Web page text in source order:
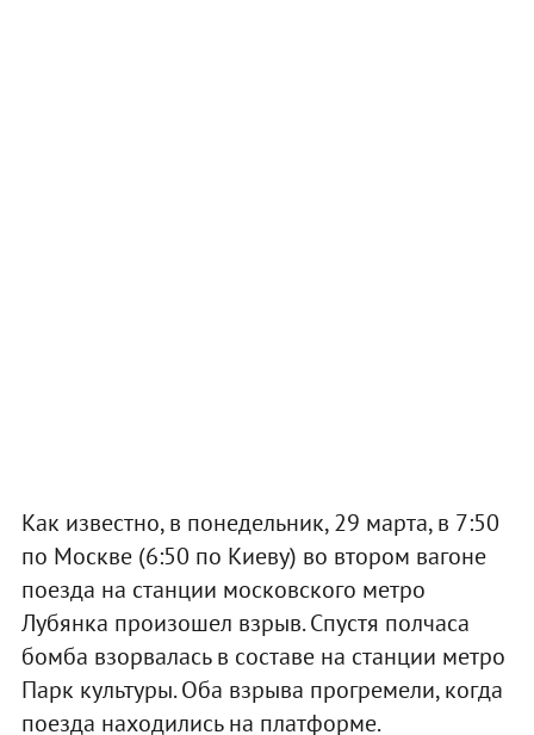
Как известно, в понедельник, 29 марта, в 7:50
по Москве (6:50 по Киеву) во втором вагоне
поезда на станции московского метро
Лубянка произошел взрыв. Спустя полчаса
бомба взорвалась в составе на станции метро
Парк культуры. Оба взрыва прогремели, когда
поезда находились на платформе.